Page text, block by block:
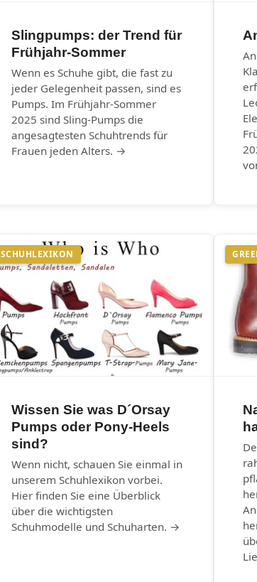
Slingpumps: der Trend für
Frühjahr-Sommer
Wenn es Schuhe gibt, die fast zu
jeder Gelegenheit passen, sind es
Pumps. Im Frühjahr-Sommer
2025 sind Sling-Pumps die
angesagtesten Schuhtrends für
Frauen jeden Alters. →
SCHUHLEXIKON
Wissen Sie was D´Orsay
Pumps oder Pony-Heels
sind?
Wenn nicht, schauen Sie einmal in
unserem Schuhlexikon vorbei.
Hier finden Sie eine Überblick
über die wichtigsten
Schuhmodelle und Schuharten. →